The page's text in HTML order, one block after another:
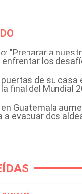
"Preparar a
enfrentar los
de su casa
final del Mundial
Guatemala
a evacuar dos